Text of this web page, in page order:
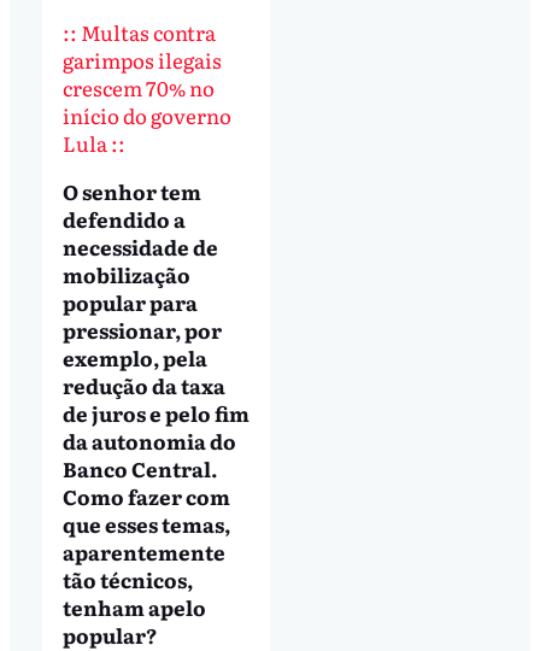
:: Multas contra
garimpos ilegais
crescem 70% no
início do governo
Lula ::
O senhor tem
defendido a
necessidade de
mobilização
popular para
pressionar, por
exemplo, pela
redução da taxa
de juros e pelo fim
da autonomia do
Banco Central.
Como fazer com
que esses temas,
aparentemente
tão técnicos,
tenham apelo
popular?